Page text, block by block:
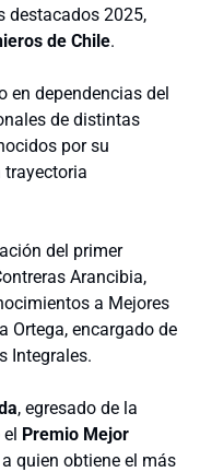
destacados 2025,
de Chile.
en dependencias del
de distintas
por su
trayectoria
del primer
Arancibia,
a Mejores
Ortega, encargado de
Integrales.
, egresado de la
Premio Mejor
quien obtiene el más